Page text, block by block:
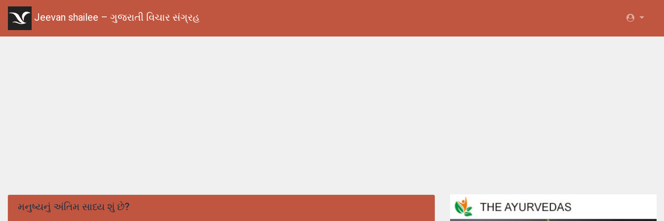
Jeevan shailee – ગુજરાતી વિચાર સંગ્રહ
મનુષ્યનું અંતિમ સાધ્ય શું છે?